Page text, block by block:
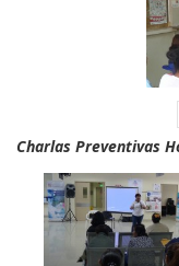
Charlas Preventivas